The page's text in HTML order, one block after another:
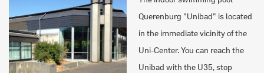
Querenburg "Unibad" is located
in the immediate vicinity of the
Uni-Center. You can reach the
Unibad with the U35, stop